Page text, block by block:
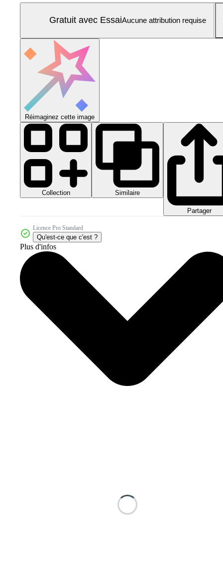
Gratuit avec EssaiAucune attribution requise
Réimaginez cette image
Collection Similaire
Partager
Licence Pro Standard
Qu'est-ce que c'est ?
Plus d'infos